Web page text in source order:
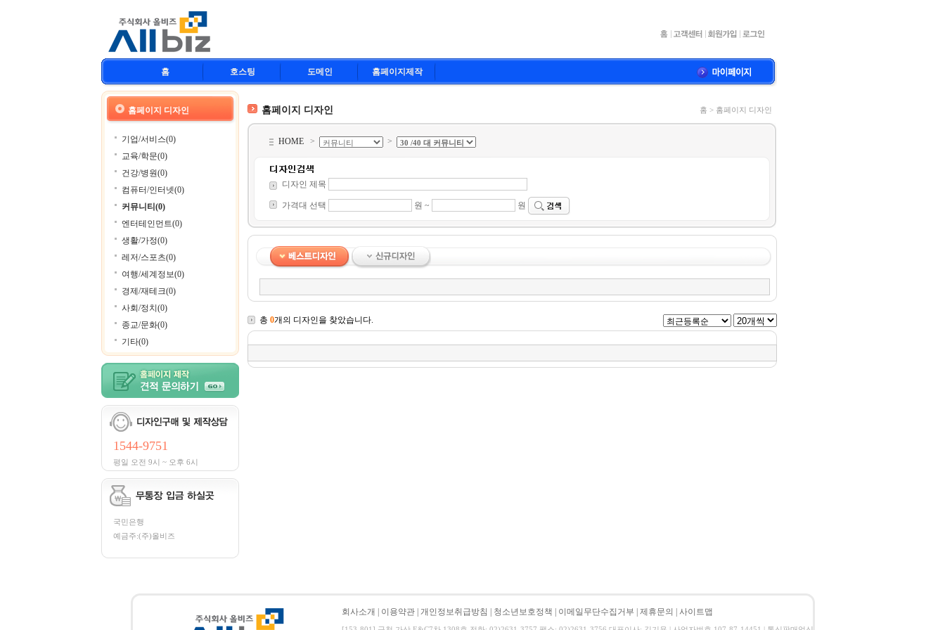
홈 호스팅 도메인 홈페이지제작
홈페이지 디자인
기업/서비스(0)
교육/학문(0)
건강/병원(0)
컴퓨터/인터넷(0)
커뮤니티(0)
엔터테인먼트(0)
생활/가정(0)
레저/스포츠(0)
여행/세계정보(0)
경제/재테크(0)
사회/정치(0)
종교/문화(0)
기타(0)
1544-9751
평일 오전 9시 ~ 오후 6시
국민은행
예금주:(주)올비즈
홈페이지 디자인 홈 > 홈페이지 디자인
HOME > >
디자인 제목
가격대 선택 원 ~ 원
총 0개의 디자인을 찾았습니다.
회사소개 이용약관| 개인정보취급방침 청소년보호정책 이메일무단수집거부 제휴문의 사이트맵